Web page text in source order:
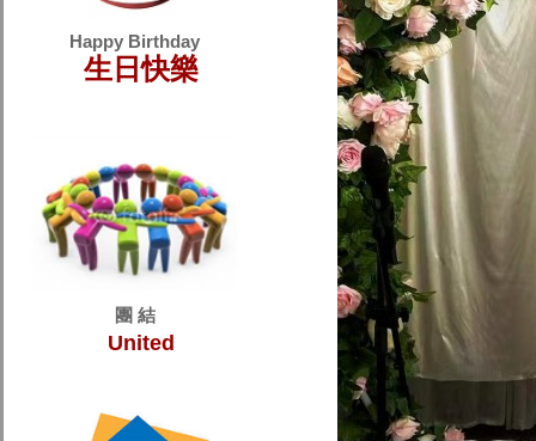
Happy Birthday
生日快樂
團 結
United